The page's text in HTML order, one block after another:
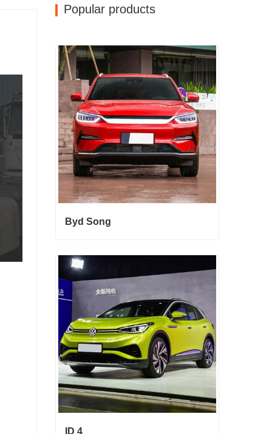
Popular products
Byd Song
Byd Song
Entre em contato agora
ID 4